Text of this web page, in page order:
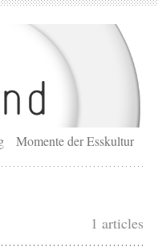
Momente der Esskultur
1 articles